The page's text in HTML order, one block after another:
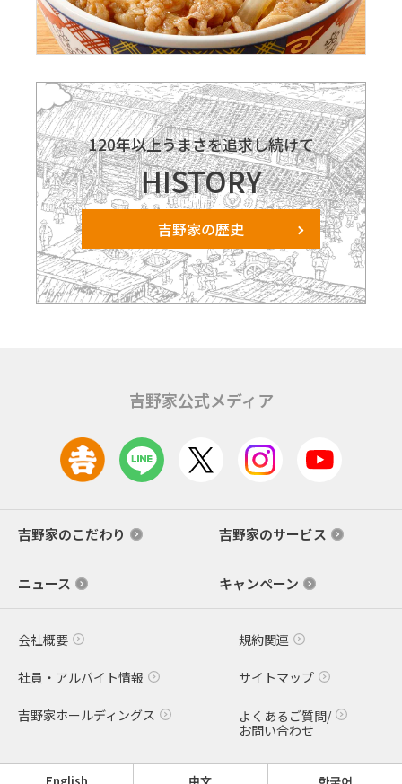
120年以上うまさを追求し続けて
HISTORY
吉野家の歴史
吉野家公式メディア
吉野家のこだわり 吉野家のサービス
ニュース キャンペーン
会社概要 規約関連
社員・アルバイト情報 サイトマップ
吉野家ホールディングス
よくあるご質問/
お問い合わせ
English 中文 한국어